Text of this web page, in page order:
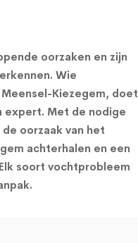
oorzaken en zijn
Wie
Kiezegem, doet
expert. Met de nodige
oorzaak van het
achterhalen en een
soort vochtprobleem